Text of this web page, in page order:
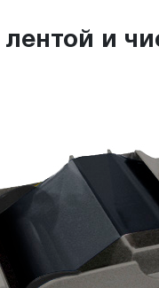
лентой и